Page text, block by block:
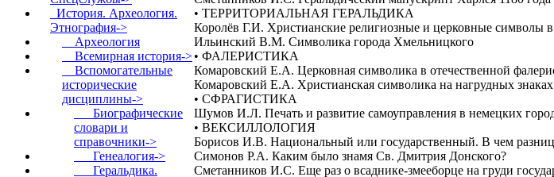
История. Археология.
Этнография->
Археология
Всемирная история->
Вспомогательные
исторические
дисциплины->
Биографические
словари и
справочники->
Генеалогия->
Геральдика.
• ТЕРРИТОРИАЛЬНАЯ ГЕРАЛЬДИКА
Королёв Г.И. Христианские религиозные и церковные символы
Ильинский В.М. Символика города Хмельницкого
• ФАЛЕРИСТИКА
Комаровский Е.А. Церковная символика в отечественной
Комаровский Е.А. Христианская символика на нагрудных
• СФРАГИСТИКА
Шумов И.Л. Печать и развитие самоуправления в немецких
• ВЕКСИЛЛОЛОГИЯ
Борисов И.В. Национальный или государственный. В чем
Симонов Р.А. Каким было знамя Св. Дмитрия Донского?
Сметанников И.С. Еще раз о всаднике-змееборце на груди